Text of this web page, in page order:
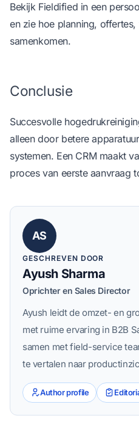
Bekijk Fieldified in een
en zie hoe planning,
samenkomen.
Conclusie
Succesvolle
alleen door betere
systemen. Een CRM maakt
proces van eerste aanvraag
AS
GESCHREVEN DOOR
Ayush Sharma
Oprichter en Sales Director
Ayush leidt de omzet- en
met ruime ervaring in B2B
samen met field-service
te vertalen naar
Author profile